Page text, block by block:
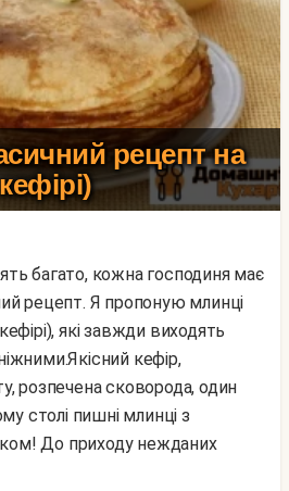
рецепт на
кефірі)
рецепт. Я пропоную млинці
які завжди виходять
кефір,
розпечена сковорода, один
столі пишні млинці з
До приходу нежданих